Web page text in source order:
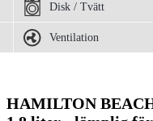
Disk / Tvätt
Ventilation
HAMILTON